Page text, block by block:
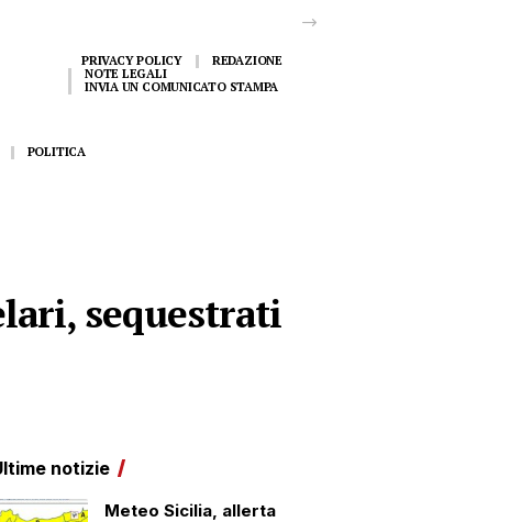
PRIVACY POLICY
REDAZIONE
NOTE LEGALI
INVIA UN COMUNICATO STAMPA
POLITICA
sequestrati
notizie
Meteo Sicilia, allerta